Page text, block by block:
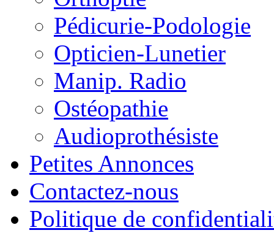
Pédicurie-Podologie
Opticien-Lunetier
Manip. Radio
Ostéopathie
Audioprothésiste
Petites Annonces
Contactez-nous
Politique de